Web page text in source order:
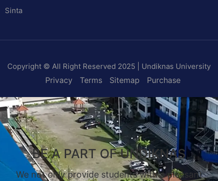
Sinta
Copyright © All Right Reserved 2025 | Undiknas University
Privacy Terms Sitemap Purchase
BE A PART OF UNDIKNAS
We not only provide students with a pleasant